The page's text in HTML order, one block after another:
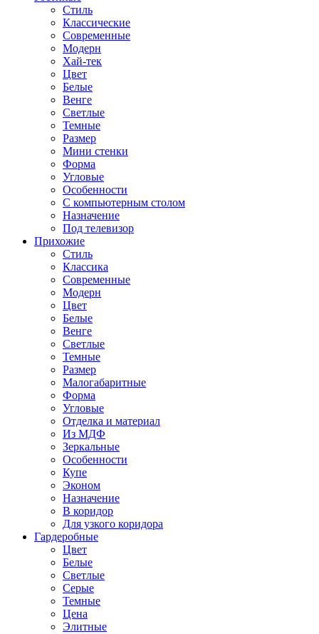
Стиль
Классические
Современные
Модерн
Хай-тек
Цвет
Белые
Венге
Светлые
Темные
Размер
Мини стенки
Форма
Угловые
Особенности
С компьютерным столом
Назначение
Под телевизор
Прихожие
Стиль
Классика
Современные
Модерн
Цвет
Белые
Венге
Светлые
Темные
Размер
Малогабаритные
Форма
Угловые
Отделка и материал
Из МДФ
Зеркальные
Особенности
Купе
Эконом
Назначение
В коридор
Для узкого коридора
Гардеробные
Цвет
Белые
Светлые
Серые
Темные
Цена
Элитные